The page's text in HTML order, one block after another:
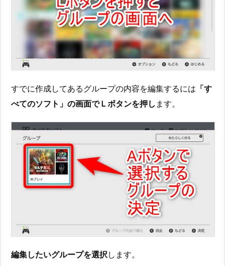
すでに作成してあるグループの内容を編集するには 「す
べてのソフト」の画面でＬボタンを押し ます。
編集したいグループを選択します。